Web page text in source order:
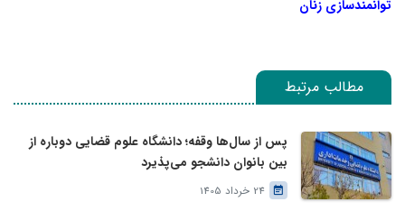
توانمندسازی زنان
مطالب مرتبط
پس از سال‌ها وقفه؛ دانشگاه علوم قضایی دوباره از
بین بانوان دانشجو می‌پذیرد
24 خرداد 1405